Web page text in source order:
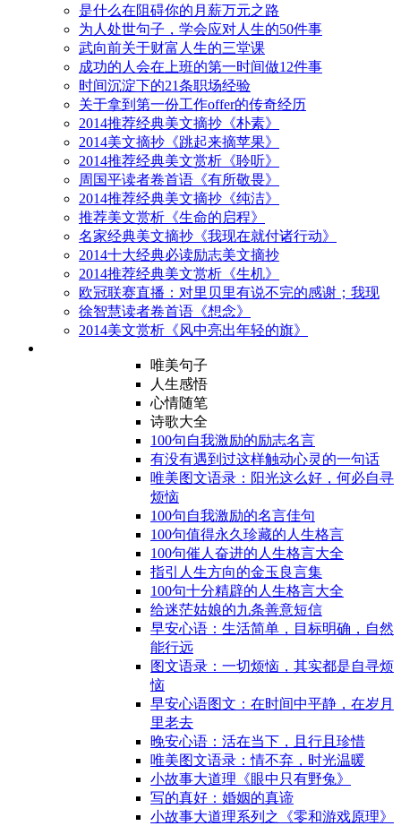
是什么在阻碍你的月薪万元之路
为人处世句子，学会应对人生的50件事
武向前关于财富人生的三堂课
成功的人会在上班的第一时间做12件事
时间沉淀下的21条职场经验
关于拿到第一份工作offer的传奇经历
2014推荐经典美文摘抄《朴素》
2014美文摘抄《跳起来摘苹果》
2014推荐经典美文赏析《聆听》
周国平读者卷首语《有所敬畏》
2014推荐经典美文摘抄《纯洁》
推荐美文赏析《生命的启程》
名家经典美文摘抄《我现在就付诸行动》
2014十大经典必读励志美文摘抄
2014推荐经典美文赏析《生机》
欧冠联赛直播：对里贝里有说不完的感谢；我现
徐智慧读者卷首语《想念》
2014美文赏析《风中亮出年轻的旗》
唯美句子
人生感悟
心情随笔
诗歌大全
100句自我激励的励志名言
有没有遇到过这样触动心灵的一句话
唯美图文语录：阳光这么好，何必自寻
烦恼
100句自我激励的名言佳句
100句值得永久珍藏的人生格言
100句催人奋进的人生格言大全
指引人生方向的金玉良言集
100句十分精辟的人生格言大全
给迷茫姑娘的九条善意短信
早安心语：生活简单，目标明确，自然
能行远
图文语录：一切烦恼，其实都是自寻烦
恼
早安心语图文：在时间中平静，在岁月
里老去
晚安心语：活在当下，且行且珍惜
唯美图文语录：情不弃，时光温暖
小故事大道理《眼中只有野兔》
写的真好：婚姻的真谛
小故事大道理系列之《零和游戏原理》